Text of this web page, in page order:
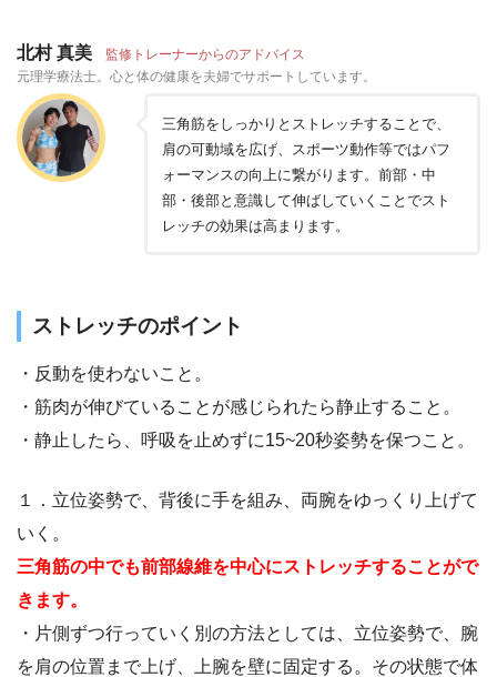
北村 真美 監修トレーナーからのアドバイス
元理学療法士。心と体の健康を夫婦でサポートしています。
三角筋をしっかりとストレッチすることで、
肩の可動域を広げ、スポーツ動作等ではパフ
ォーマンスの向上に繋がります。前部・中
部・後部と意識して伸ばしていくことでスト
レッチの効果は高まります。
ストレッチのポイント
・反動を使わないこと。
・筋肉が伸びていることが感じられたら静止すること。
・静止したら、呼吸を止めずに15~20秒姿勢を保つこと。
１．立位姿勢で、背後に手を組み、両腕をゆっくり上げて
いく。
三角筋の中でも前部線維を中心にストレッチすることがで
きます。
・片側ずつ行っていく別の方法としては、立位姿勢で、腕
を肩の位置まで上げ、上腕を壁に固定する。その状態で体